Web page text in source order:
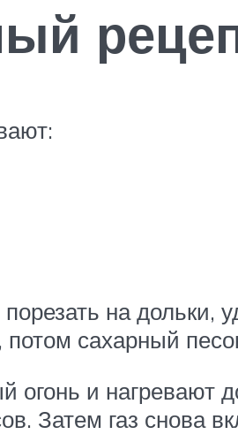
на
потом сахарный
огонь и нагревают
Затем газ снова